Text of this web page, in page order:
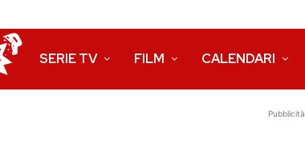
SERIE TV FILM CALENDARI
Pubblicità